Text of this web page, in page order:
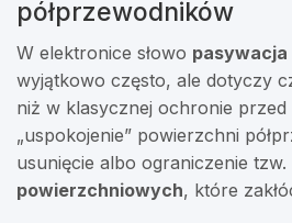
półprzewodników
W elektronice słowo pasywacja
wyjątkowo często, ale dotyczy
niż w klasycznej ochronie przed
„uspokojenie” powierzchni
usunięcie albo ograniczenie tzw.
powierzchniowych, które